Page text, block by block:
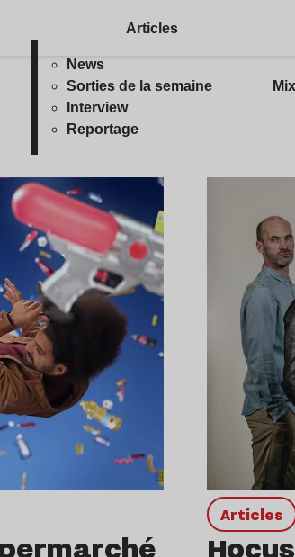
Articles
News
Sorties de la semaine
Interview
Reportage
Articles